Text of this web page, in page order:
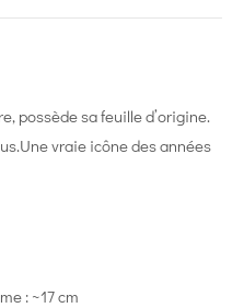
possède sa feuille d’origine.
vraie icône des années
: ~17 cm